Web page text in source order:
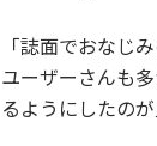
「誌面でおなじ
ユーザーさんも
るようにしたの